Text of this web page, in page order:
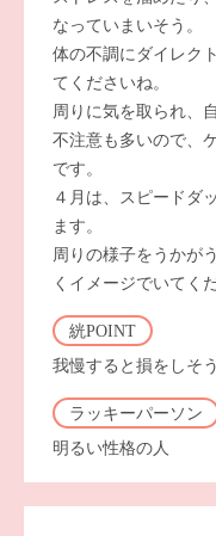
なっていまいそう。
体の不調にダイレク
てくださいね。
周りに気を取られ、
不注意も多いので、
です。
４月は、スピードダ
ます。
周りの様子をうかが
くイメージでいてく
絖POINT
我慢すると損をしそ
ラッキーパーソン
明るい性格の人